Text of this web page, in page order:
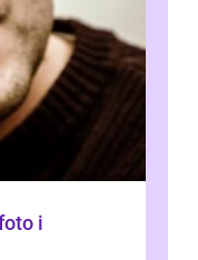
i